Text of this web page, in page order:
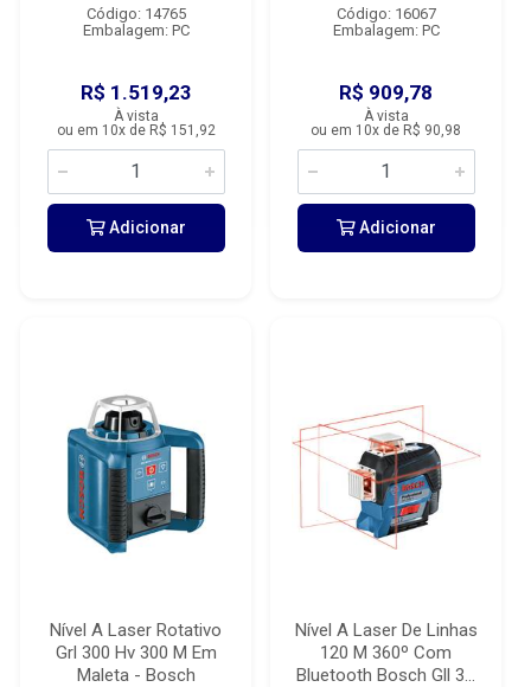
Código: 14765
Embalagem: PC
R$ 1.519,23
À vista
ou em 10x de R$ 151,92
Adicionar
Código: 16067
Embalagem: PC
R$ 909,78
À vista
ou em 10x de R$ 90,98
Adicionar
Nível A Laser Rotativo
Grl 300 Hv 300 M Em
Maleta - Bosch
Nível A Laser De Linhas
120 M 360º Com
Bluetooth Bosch Gll 3...